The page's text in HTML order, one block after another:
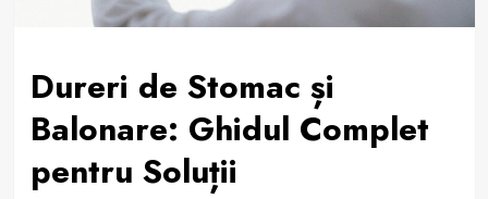
Dureri de Stomac și
Balonare: Ghidul Complet
pentru Soluții